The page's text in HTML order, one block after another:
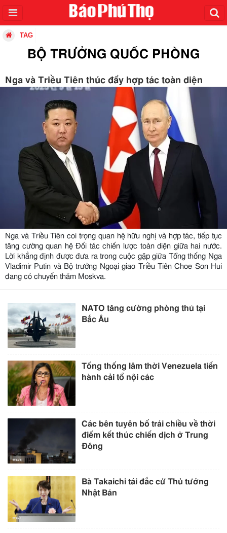
TAG
BỘ TRƯỞNG QUỐC PHÒNG
Nga và Triều Tiên thúc đẩy hợp tác toàn diện
Nga và Triều Tiên coi trọng quan hệ hữu nghị và hợp tác, tiếp tục
tăng cường quan hệ Đối tác chiến lược toàn diện giữa hai nước.
Lời khẳng định được đưa ra trong cuộc gặp giữa Tổng thống Nga
Vladimir Putin và Bộ trưởng Ngoại giao Triều Tiên Choe Son Hui
đang có chuyến thăm Moskva.
NATO tăng cường phòng thủ tại
Bắc Âu
Tổng thống lâm thời Venezuela tiến
hành cải tổ nội các
Các bên tuyên bố trái chiều về thời
điểm kết thúc chiến dịch ở Trung
Đông
Bà Takaichi tái đắc cử Thủ tướng
Nhật Bản